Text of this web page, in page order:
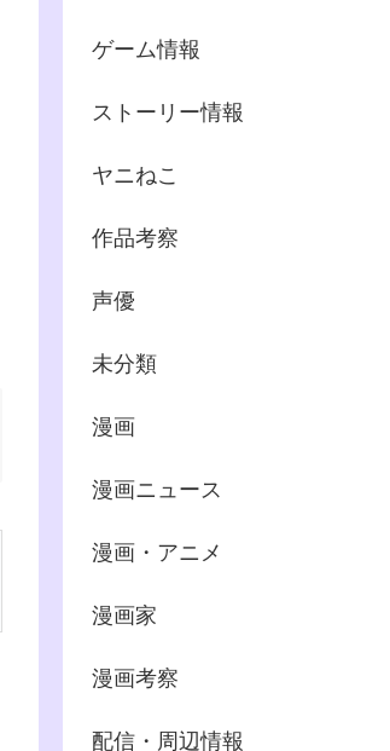
ゲーム情報
ストーリー情報
ヤニねこ
作品考察
声優
未分類
漫画
漫画ニュース
漫画・アニメ
漫画家
漫画考察
配信・周辺情報